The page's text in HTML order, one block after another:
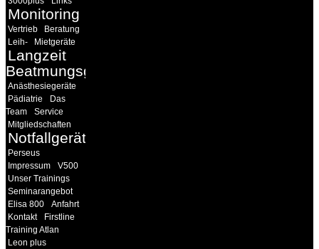
Monitoring
Vertrieb
Beratung
Leih-
Mietgeräte
Langzeit
Beatmungsgeräte
Anästhesiegeräte
Pädiatrie
Das
Team
Service
Mitgliedschaften
Notfallgeräte
Perseus
Impressum
V500
Unser Trainings
Seminarangebot
Elisa 800
Anfahrt
Kontakt
Firstline
Training Atlan
Leon plus